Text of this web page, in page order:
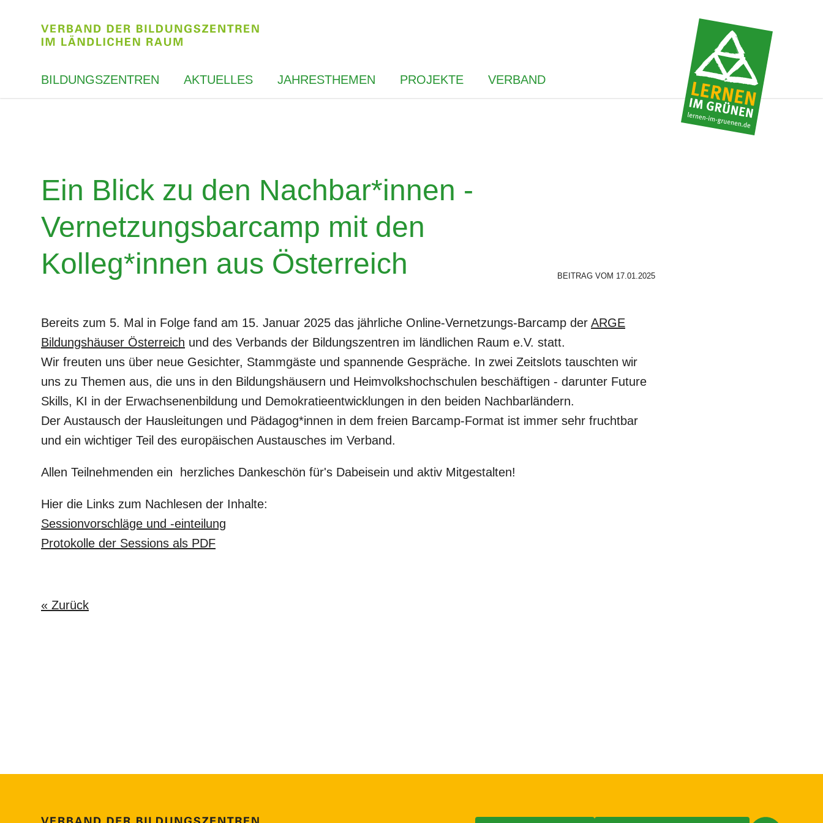
BILDUNGSZENTREN AKTUELLES JAHRESTHEMEN PROJEKTE VERBAND
Ein Blick zu den Nachbar*innen -
Vernetzungsbarcamp mit den
Kolleg*innen aus Österreich
BEITRAG VOM 17.01.2025
Bereits zum 5. Mal in Folge fand am 15. Januar 2025 das jährliche Online-Vernetzungs-Barcamp der ARGE
Bildungshäuser Österreich und des Verbands der Bildungszentren im ländlichen Raum e.V. statt.
Wir freuten uns über neue Gesichter, Stammgäste und spannende Gespräche. In zwei Zeitslots tauschten wir
uns zu Themen aus, die uns in den Bildungshäusern und Heimvolkshochschulen beschäftigen - darunter Future
Skills, KI in der Erwachsenenbildung und Demokratieentwicklungen in den beiden Nachbarländern.
Der Austausch der Hausleitungen und Pädagog*innen in dem freien Barcamp-Format ist immer sehr fruchtbar
und ein wichtiger Teil des europäischen Austausches im Verband.
Allen Teilnehmenden ein herzliches Dankeschön für's Dabeisein und aktiv Mitgestalten!
Hier die Links zum Nachlesen der Inhalte:
Sessionvorschläge und -einteilung
Protokolle der Sessions als PDF
« Zurück